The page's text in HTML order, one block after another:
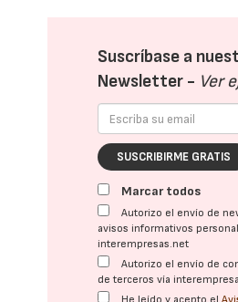
Suscríbase a
Newsletter - Ver
SUSCRIBIRME GRATIS
Marcar todos
Autorizo el envío de
avisos informativos
interempresas.net
Autorizo el envío de
de terceros vía